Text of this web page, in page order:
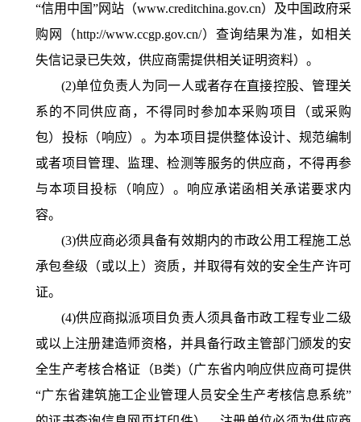
“信用中国”网站（www.creditchina.gov.cn）及中国政府采
购网（http://www.ccgp.gov.cn/）查询结果为准，如相关
失信记录已失效，供应商需提供相关证明资料）。
(2)单位负责人为同一人或者存在直接控股、管理关
系的不同供应商，不得同时参加本采购项目（或采购
包）投标（响应）。为本项目提供整体设计、规范编制
或者项目管理、监理、检测等服务的供应商，不得再参
与本项目投标（响应）。响应承诺函相关承诺要求内
容。
(3)供应商必须具备有效期内的市政公用工程施工总
承包叁级（或以上）资质，并取得有效的安全生产许可
证。
(4)供应商拟派项目负责人须具备市政工程专业二级
或以上注册建造师资格，并具备行政主管部门颁发的安
全生产考核合格证（B类)（广东省内响应供应商可提供
“广东省建筑施工企业管理人员安全生产考核信息系统”